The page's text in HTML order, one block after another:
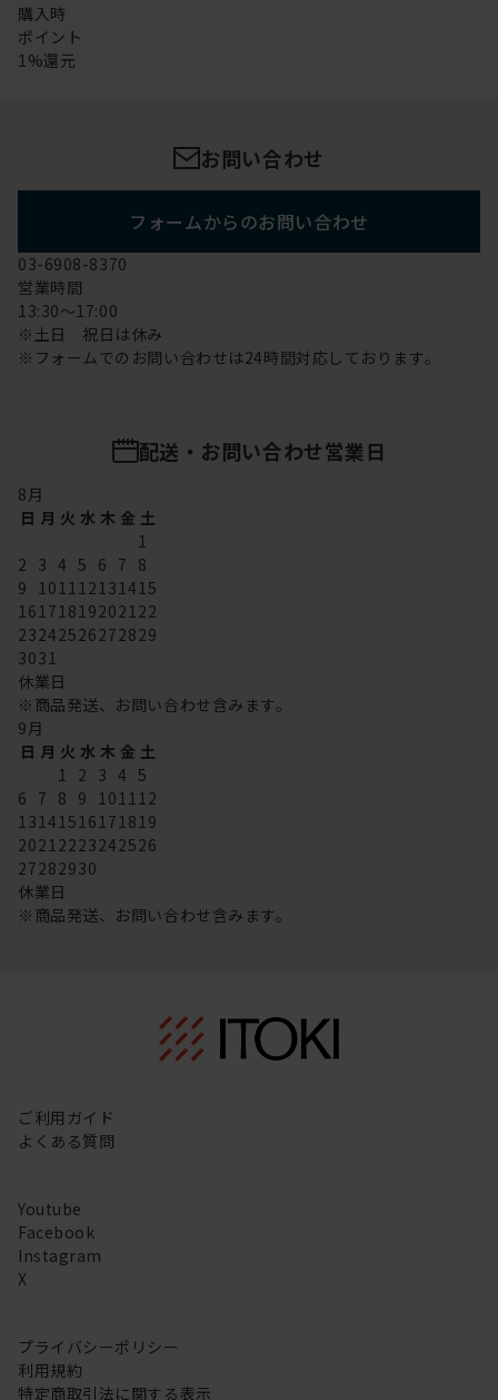
購入時
ポイント
1%還元
お問い合わせ
フォームからのお問い合わせ
03-6908-8370
営業時間
13:30～17:00
※土日 祝日は休み
※フォームでのお問い合わせは24時間対応しております。
配送・お問い合わせ営業日
8 月
日 月 火 水 木 金 土
1
2 3 4 5 6 7 8
9
10 11 12 13 14 15
16 17 18 192021 22
23242526272829
3031
休業日
※商品発送、お問い合わせ含みます。
9 月
日 月 火 水 木 金 土
1
2 3 4 5
6 7 8 9 10 11 12
13 14 15 16 17 18 19
2021 2223242526
27282930
休業日
※商品発送、お問い合わせ含みます。
ご利用ガイド
よくある質問
Youtube
Facebook
Instagram
X
プライバシーポリシー
利用規約
特定商取引法に関する表示